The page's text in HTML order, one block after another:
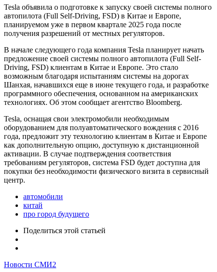
Tesla объявила о подготовке к запуску своей системы полного
автопилота (Full Self-Driving, FSD) в Китае и Европе,
планируемом уже в первом квартале 2025 года после
получения разрешений от местных регуляторов.
В начале следующего года компания Tesla планирует начать
предложение своей системы полного автопилота (Full Self-
Driving, FSD) клиентам в Китае и Европе. Это стало
возможным благодаря испытаниям системы на дорогах
Шанхая, начавшихся еще в июне текущего года, и разработке
программного обеспечения, основанном на американских
технологиях. Об этом сообщает агентство Bloomberg.
Tesla, оснащая свои электромобили необходимым
оборудованием для полуавтоматического вождения с 2016
года, предложит эту технологию клиентам в Китае и Европе
как дополнительную опцию, доступную к дистанционной
активации. В случае подтверждения соответствия
требованиям регуляторов, система FSD будет доступна для
покупки без необходимости физического визита в сервисный
центр.
автомобили
китай
про город будущего
Поделиться этой статьей
Новости СМИ2